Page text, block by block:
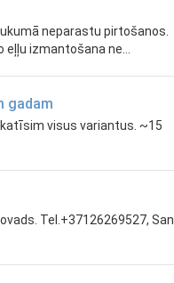
neparastu pirtošanos.
izmantošana ne...
gadam
visus variantus. ~15
Tel.+37126269527,